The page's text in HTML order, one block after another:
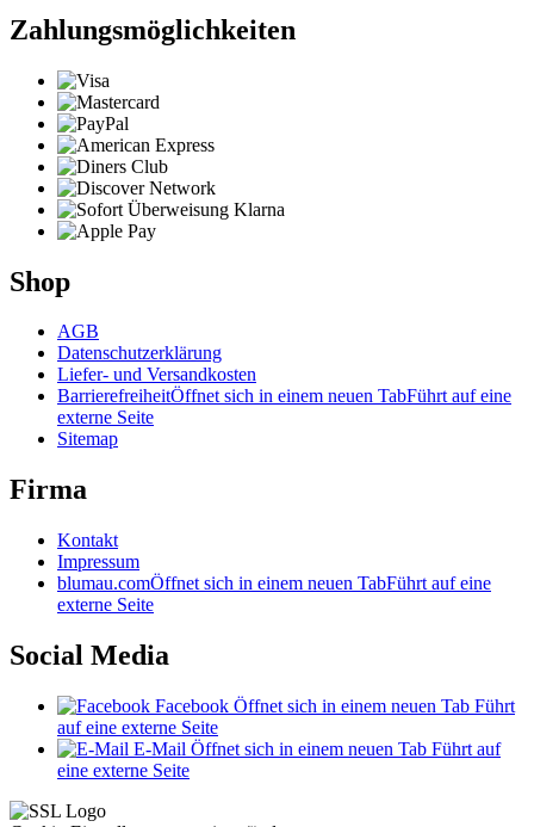
Zahlungsmöglichkeiten
Shop
AGB
Datenschutzerklärung
Liefer- und Versandkosten
BarrierefreiheitÖffnet sich in einem neuen TabFührt auf eine
externe Seite
Sitemap
Firma
Kontakt
Impressum
blumau.comÖffnet sich in einem neuen TabFührt auf eine
externe Seite
Social Media
Facebook Öffnet sich in einem neuen Tab Führt
auf eine externe Seite
E-Mail Öffnet sich in einem neuen Tab Führt auf
eine externe Seite